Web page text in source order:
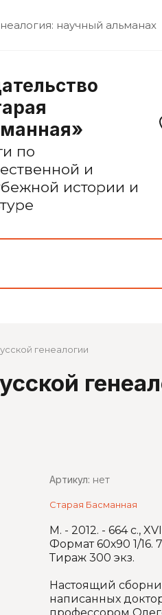
научный альманах
по
и
истории и
Критика.
генеалогии
Артикул: нет
Старая Басманная
М. - 2012. - 664 с.,
Формат 60х90 1/16.
Тираж 300 экз.
Настоящий
написанных